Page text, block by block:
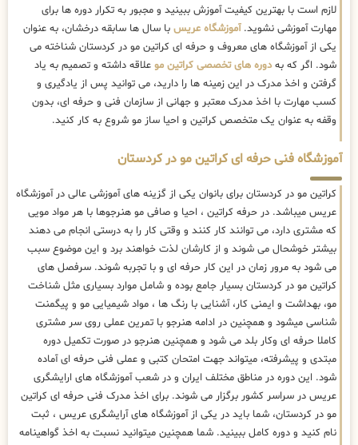
لازم است با بهترین کیفیت آموزش ببینید و مجبور به تکرار دوره ها برای
مهارت آموزشی نشوید.آموزشگاه عریس با سال ها سابقه درخشان، به عنوان
یکی از آموزشگاه های معروف و حرفه ای کراتین مو در کردستان شناخته می
شود. اگر که بهدوره های تخصصی کراتین مو علاقه داشته و تصمیم به یاد
گرفتن و اخذ مدرک در این زمینه ها را دارید، می توانید پس از یادگیری و
کسب مهارت با اخذ مدرک معتبر و جهانی از سازمان فنی و حرفه ای، بدون
وقفه به عنوان یک متخصص کراتین و احیا ساز مو شروع به کار کنید.
آموزشگاه فنی حرفه ای کراتین مو در کردستان
کراتین مو در کردستان برای بانوان یکی از گزینه های آموزشی عالی در آموزشگاه
عریس میباشد. در حرفه کراتین ، احیا و صافی مو هنرجوها با هر مواد مویی
که مشتری دارد، می توانند کار کنند و وقتی کار را به درستی انجام می دهند
بیشتر خوشحال می شوند و از کارشان لذت خواهند برد و این موضوع سبب
می شود به مرور زمان در این کار حرفه ای و با تجربه شوند. سرفصل های
کراتین مو در کردستان بسیار جامع بوده و شامل موارد بسیاری مثل شناخت
مو، بهداشت و ایمنی کار، آشنایی با رنگ ها ، مواد شیمیایی مو و پیگمنت
شناسی میشود و همچنین در ادامه هنرجو با تمرین عملی روی سر مشتری
کاملا حرفه ای وکار بلد می شود و همچنین هنرجو در صورت تکمیل دوره
مبتدی و پیشرفته، میتواند جهت امتحان کتبی و عملی فنی حرفه ای آماده
شود. این دوره در مناطق مختلف ایران و در شعب آموزشگاه های ارایشگری
عریس در سراسر کشور برگزار می شوند. برای اخذ مدرک فنی حرفه ای کراتین
مو در کردستان، شما باید در یکی از آموزشگاه های آرایشگری عریس ، ثبت
نام کنید و دوره کامل ببینید. شما همچنین میتوانید نسبت به اخذ گواهینامه